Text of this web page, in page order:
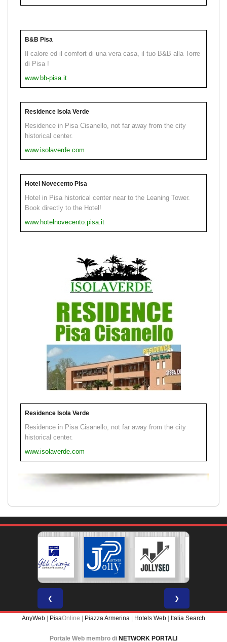
B&B Pisa
Il calore ed il comfort di una vera casa, il tuo B&B alla Torre
di Pisa !
www.bb-pisa.it
Residence Isola Verde
Residence in Pisa Cisanello, not far away from the city
historical center.
www.isolaverde.com
Hotel Novecento Pisa
Hotel in Pisa historical center near to the Leaning Tower.
Book directly to the Hotel!
www.hotelnovecento.pisa.it
Residence Isola Verde
Residence in Pisa Cisanello, not far away from the city
historical center.
www.isolaverde.com
❮ ❯
AnyWeb PisaOnline | Piazza Armerina Hotels Web Italia Search
Portale Web membro di NETWORK PORTALI